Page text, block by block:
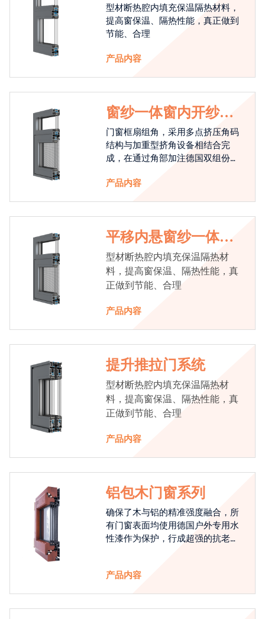
型材断热腔内填充保温隔热材料，
提高窗保温、隔热性能，真正做到
节能、合理
产品内容
窗纱一体窗内开纱外
开系统
门窗框扇组角，采用多点挤压角码
结构与加重型挤角设备相结合完
成，在通过角部加注德国双组份胶
强度，促使窗使用寿命提升5-10
产品内容
平移内悬窗纱一体系
统
型材断热腔内填充保温隔热材
料，提高窗保温、隔热性能，真
正做到节能、合理
产品内容
提升推拉门系统
型材断热腔内填充保温隔热材
料，提高窗保温、隔热性能，真
正做到节能、合理
产品内容
铝包木门窗系列
确保了木与铝的精准强度融合，所
有门窗表面均使用德国户外专用水
性漆作为保护，行成超强的抗老化
产品内容